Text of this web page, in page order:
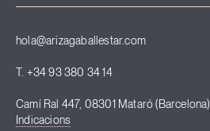
hola@arizagaballestar.com
T. +34 93 380 34 14
Camí Ral 447, 08301 Mataró (Barcelona)
Indicacions